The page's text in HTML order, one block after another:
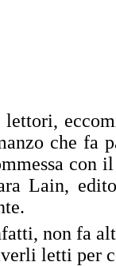
lettori,
che fa
con
Lain,
non fa
letti per